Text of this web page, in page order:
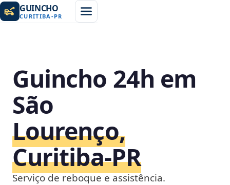
GUINCHO
CURITIBA -PR
Guincho 24h em
São
Lourenço,
Curitiba‑PR
Serviço de reboque e assistência.